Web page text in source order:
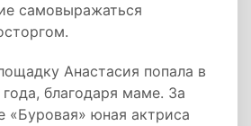
самовыражаться
Анастасия попала в
благодаря маме. За
«Буровая» юная актриса